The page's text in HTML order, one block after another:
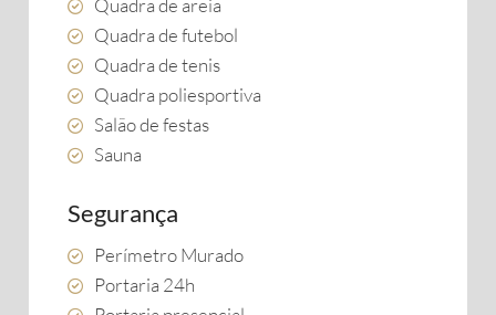
Quadra de areia
Quadra de futebol
Quadra de tenis
Quadra poliesportiva
Salão de festas
Sauna
Segurança
Perímetro Murado
Portaria 24h